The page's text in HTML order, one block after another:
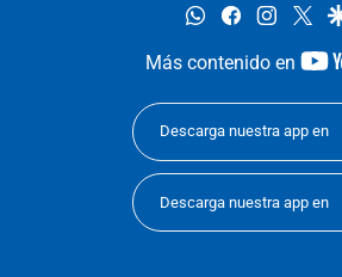
whatsappfacebook
Más contenido en
Descarga nuestra app en
Descarga nuestra app en